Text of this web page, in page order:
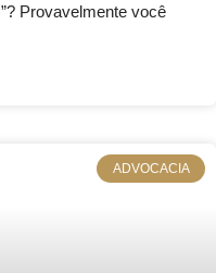
Provavelmente você
ADVOCACIA